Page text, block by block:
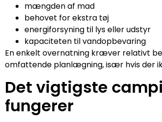
mængden af mad
behovet for ekstra tøj
energiforsyning til lys eller udstyr
kapaciteten til vandopbevaring
En enkelt overnatning kræver relativt
omfattende planlægning, især hvis der
Det vigtigste
fungerer